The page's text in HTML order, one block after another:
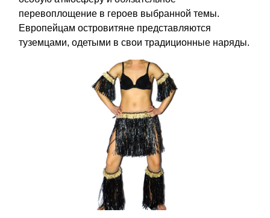
перевоплощение в героев выбранной темы.
Европейцам островитяне представляются
туземцами, одетыми в свои традиционные наряды.